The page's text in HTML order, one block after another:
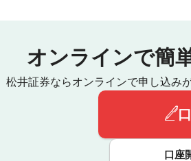
オンラインで簡単
松井証券ならオンラインで申し込み
口座